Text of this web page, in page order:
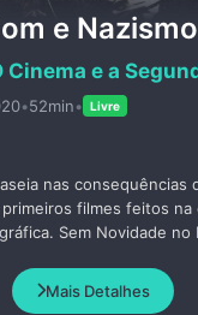
e Nazismo
Cinema e a
•52min• Livre
nas consequências
filmes feitos na
Sem Novidade no
impopulares com Joseph
enfrentar a censura
Mais Detalhes